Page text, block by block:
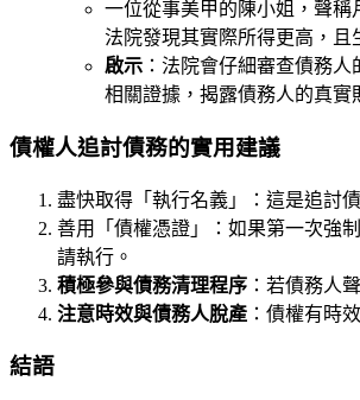
一位從事美甲的陳小姐，聲稱
法院發現其實際所得更高，且
啟示 ：法院會仔細審查債務
相關證據，揭露債務人的真實
債權人追討債務的實用建議
盡快取得「執行名義」：這是追討
善用「債權憑證」：如果第一次強
請執行。
積極參與債務清理程序 ：若債務人
注意時效與債務人脫產 ：債權有時
結語